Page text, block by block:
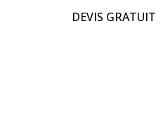
DEVIS GRATUIT